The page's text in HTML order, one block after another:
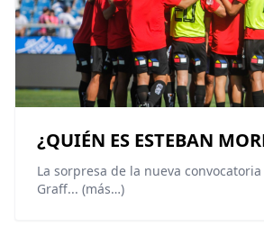
¿QUIÉN ES ESTEBAN
La sorpresa de la nueva
Graff... (más…)